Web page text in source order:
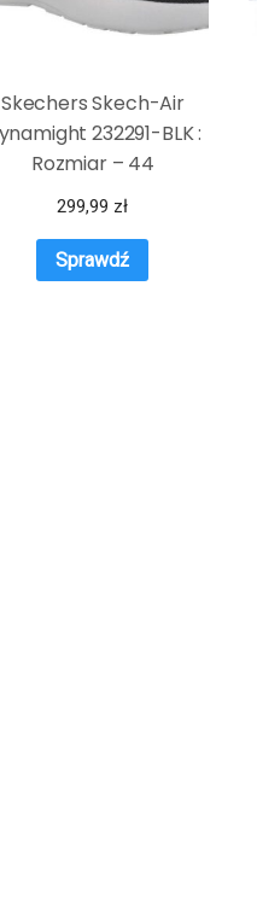
Skechers Skech-Air
232291-BLK :
Rozmiar – 44
299,99 zł
Sprawdź